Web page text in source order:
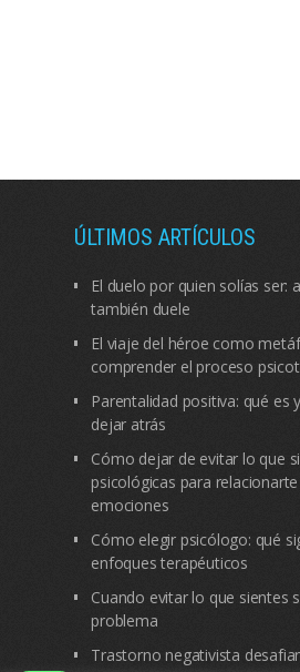
ÚLTIMOS ARTÍCULOS
El duelo por quien solías ser:
también duele
El viaje del héroe como
comprender el proceso
Parentalidad positiva: qué es
dejar atrás
Cómo dejar de evitar lo que
psicológicas para
emociones
Cómo elegir psicólogo: qué
enfoques terapéuticos
Cuando evitar lo que sientes
problema
Trastorno negativista